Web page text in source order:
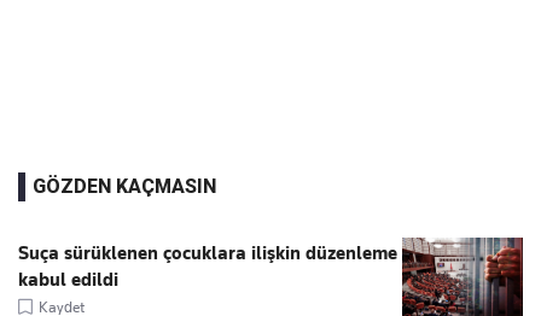
GÖZDEN KAÇMASIN
Suça sürüklenen çocuklara ilişkin düzenleme
kabul edildi
Kaydet